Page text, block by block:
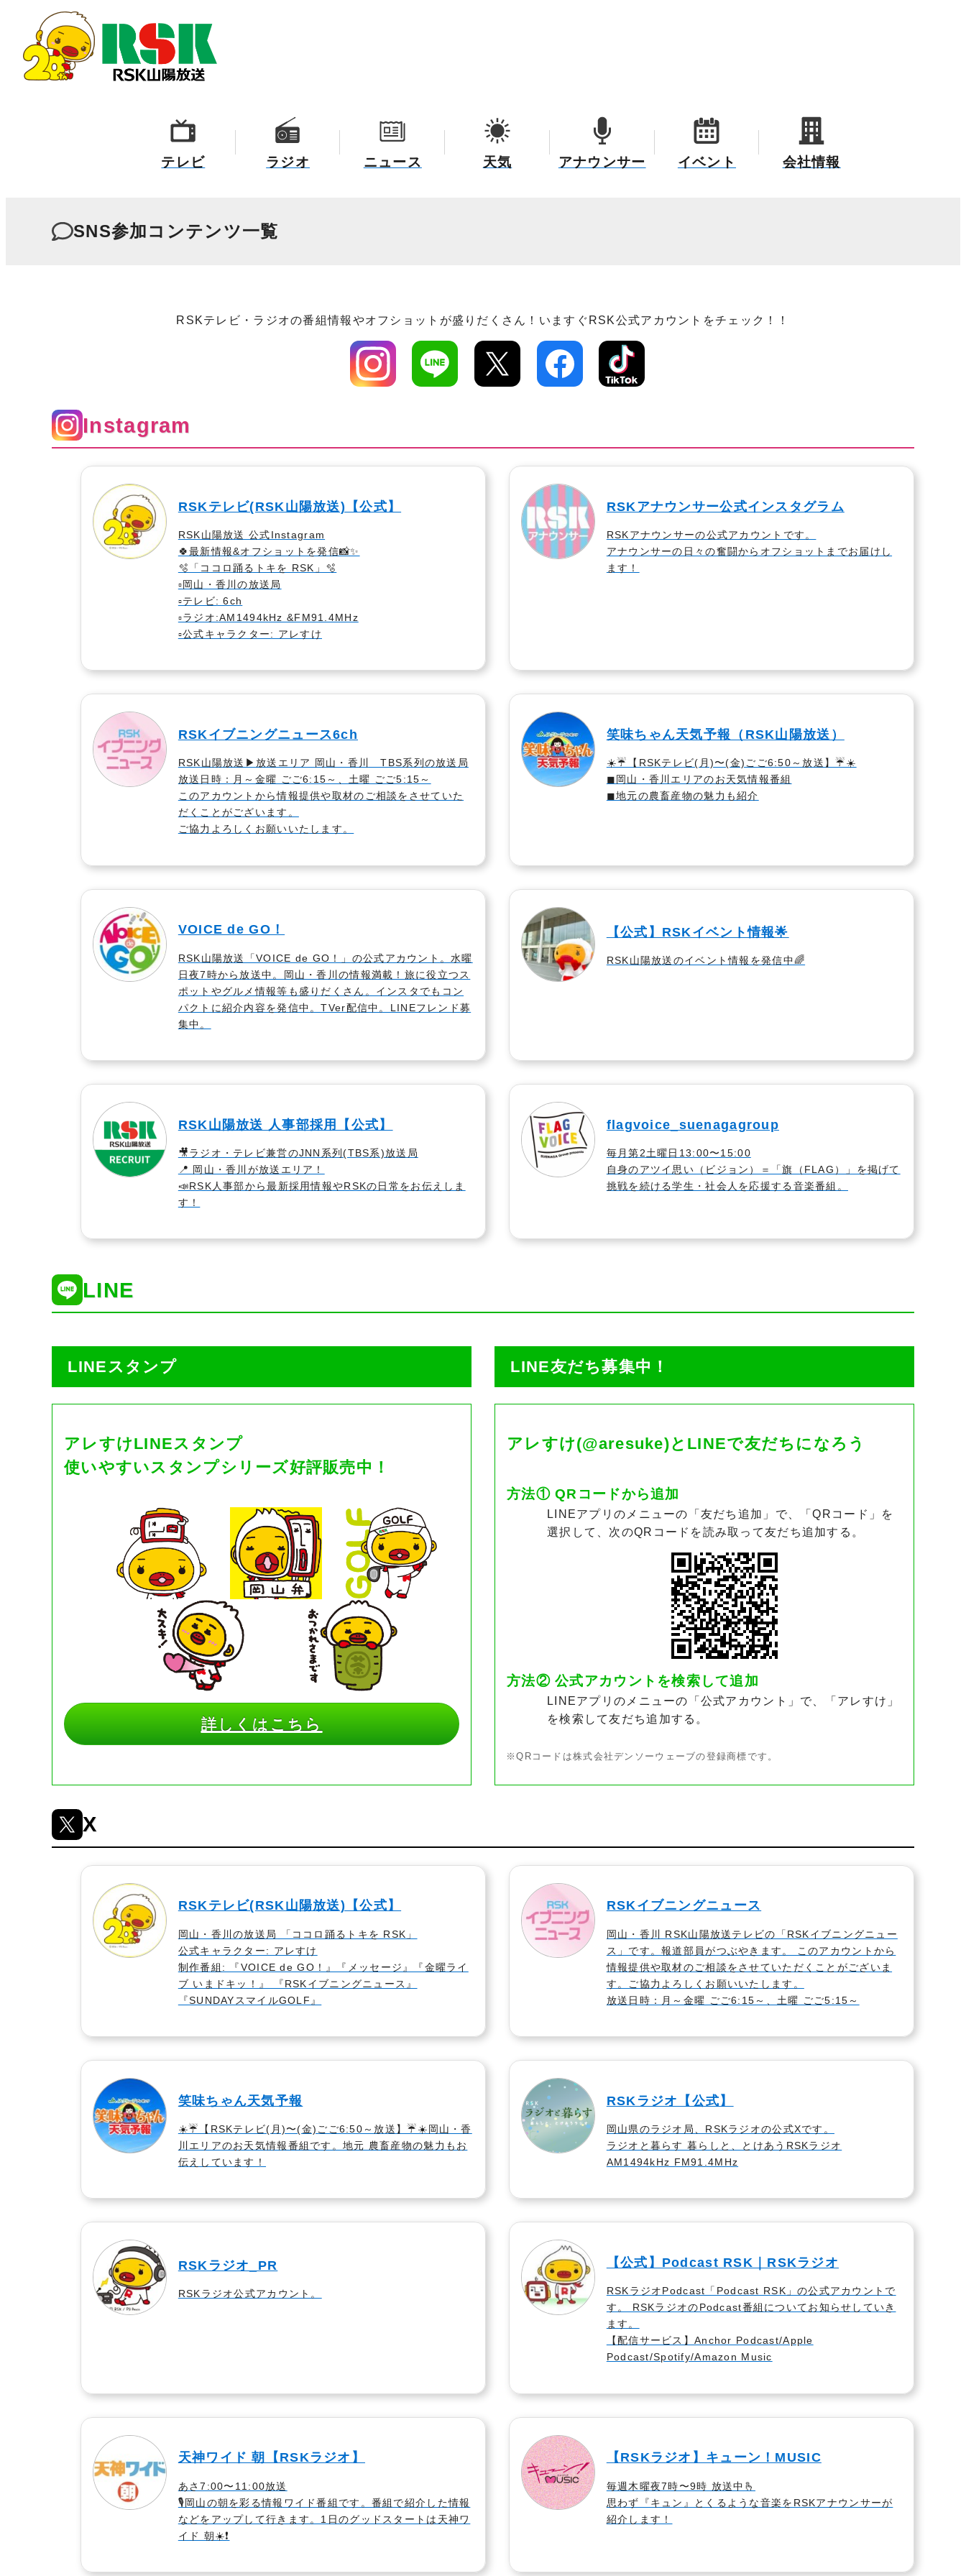
テレビ ラジオ ニュース 天気 アナウンサー イベント 会社情報
SNS参加コンテンツ一覧
RSKテレビ・ラジオの番組情報やオフショットが盛りだくさん！いますぐRSK公式アカウントをチェック！！
Instagram
RSKテレビ(RSK山陽放送)【公式】
RSK山陽放送 公式Instagram
🍀最新情報&オフショットを発信📸✨
🫧「ココロ踊るトキを RSK」🫧
▫️岡山・香川の放送局
▫️テレビ: 6ch
▫️ラジオ:AM1494kHz &FM91.4MHz
▫️公式キャラクター: アレすけ
RSKアナウンサー公式インスタグラム
RSKアナウンサーの公式アカウントです。
アナウンサーの日々の奮闘からオフショットまでお届けし
ます！
RSKイブニングニュース6ch
RSK山陽放送▶︎放送エリア 岡山・香川 TBS系列の放送局
放送日時：月～金曜 ごご6:15～、土曜 ごご5:15～
このアカウントから情報提供や取材のご相談をさせていた
だくことがございます。
ご協力よろしくお願いいたします。
笑味ちゃん天気予報（RSK山陽放送）
☀️☔️【RSKテレビ(月)〜(金)ごご6:50～放送】☔☀️
◼︎岡山・香川エリアのお天気情報番組
◼︎地元の農畜産物の魅力も紹介
VOICE de GO！
RSK山陽放送「VOICE de GO！」の公式アカウント。水曜
日夜7時から放送中。岡山・香川の情報満載！旅に役立つス
ポットやグルメ情報等も盛りだくさん。インスタでもコン
パクトに紹介内容を発信中。TVer配信中。LINEフレンド募
集中。
【公式】RSKイベント情報🌟
RSK山陽放送のイベント情報を発信中🌈
RSK山陽放送 人事部採用【公式】
🎥ラジオ・テレビ兼営のJNN系列(TBS系)放送局
📍 岡山・香川が放送エリア！
📣RSK人事部から最新採用情報やRSKの日常をお伝えしま
す！
flagvoice_suenagagroup
毎月第2土曜日13:00〜15:00
自身のアツイ思い（ビジョン）＝「旗（FLAG）」を掲げて
挑戦を続ける学生・社会人を応援する音楽番組。
LINE
LINEスタンプ
アレすけLINEスタンプ
使いやすいスタンプシリーズ好評販売中！
詳しくはこちら
LINE友だち募集中！
アレすけ(@aresuke)とLINEで友だちになろう
方法① QRコードから追加
LINEアプリのメニューの「友だち追加」で、「QRコード」を
選択して、次のQRコードを読み取って友だち追加する。
方法② 公式アカウントを検索して追加
LINEアプリのメニューの「公式アカウント」で、「アレすけ」
を検索して友だち追加する。
QRコードは株式会社デンソーウェーブの登録商標です。
X
RSKテレビ(RSK山陽放送)【公式】
岡山・香川の放送局 「ココロ踊るトキを RSK」
公式キャラクター: アレすけ
制作番組: 『VOICE de GO！』『メッセージ』『金曜ライ
ブ いまドキッ！』 『RSKイブニングニュース』
『SUNDAYスマイルGOLF』
RSKイブニングニュース
岡山・香川 RSK山陽放送テレビの「RSKイブニングニュー
ス」です。報道部員がつぶやきます。 このアカウントから
情報提供や取材のご相談をさせていただくことがございま
す。ご協力よろしくお願いいたします。
放送日時：月～金曜 ごご6:15～、土曜 ごご5:15～
笑味ちゃん天気予報
☀️☔️【RSKテレビ(月)〜(金)ごご6:50～放送】☔☀️岡山・香
川エリアのお天気情報番組です。地元 農畜産物の魅力もお
伝えしています！
RSKラジオ【公式】
岡山県のラジオ局、RSKラジオの公式Xです。
ラジオと暮らす 暮らしと、とけあうRSKラジオ
AM1494kHz FM91.4MHz
RSKラジオ_PR
RSKラジオ公式アカウント。
【公式】Podcast RSK｜RSKラジオ
RSKラジオPodcast「Podcast RSK」の公式アカウントで
す。 RSKラジオのPodcast番組についてお知らせしていき
ます。
【配信サービス】Anchor Podcast/Apple
Podcast/Spotify/Amazon Music
天神ワイド 朝【RSKラジオ】
あさ7:00〜11:00放送
🎙岡山の朝を彩る情報ワイド番組です。番組で紹介した情報
などをアップして行きます。1日のグッドスタートは天神ワ
イド 朝☀️❗️
【RSKラジオ】キューン！MUSIC
毎週木曜夜7時〜9時 放送中🫰
思わず『キュン』とくるような音楽をRSKアナウンサーが
紹介します！